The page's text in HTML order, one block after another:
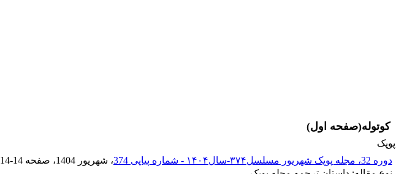
کوتوله(صفحه اول)
پوپک
دوره 32، مجله پوپک شهریور مسلسل۳۷۴-سال۱۴۰۴ - شماره پیاپی 374
، شهریور 1404 ، صفحه 14-14